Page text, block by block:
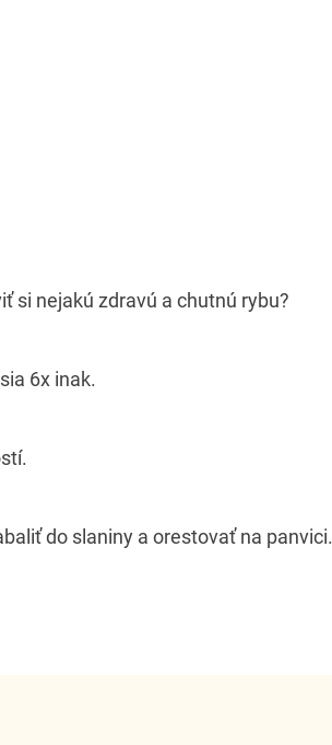
si nejakú zdravú a chutnú rybu?
6x inak.
do slaniny a orestovať na panvici.